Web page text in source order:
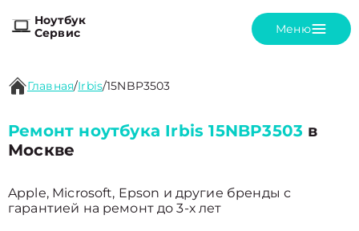
Ноутбук
Сервис
Меню
Главная/Irbis/15NBP3503
Ремонт ноутбука Irbis 15NBP3503 в
Москве
Apple, Microsoft, Epson и другие бренды с
гарантией на ремонт до 3-х лет